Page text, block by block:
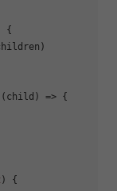
{
)
( child ) => {
) {